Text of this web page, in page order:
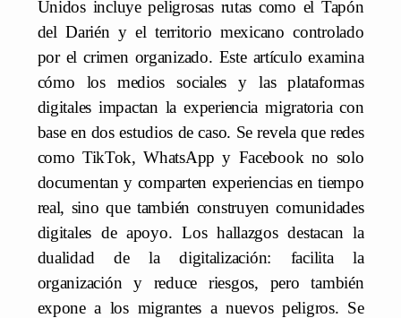
Unidos incluye peligrosas rutas como el Tapón
del Darién y el territorio mexicano controlado
por el crimen organizado. Este artículo examina
cómo los medios sociales y las plataformas
digitales impactan la experiencia migratoria con
base en dos estudios de caso. Se revela que redes
como TikTok, WhatsApp y Facebook no solo
documentan y comparten experiencias en tiempo
real, sino que también construyen comunidades
digitales de apoyo. Los hallazgos destacan la
dualidad de la digitalización: facilita la
organización y reduce riesgos, pero también
expone a los migrantes a nuevos peligros. Se